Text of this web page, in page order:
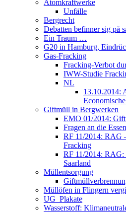
Atomkraftwerke
Unfälle
Bergrecht
Debatten befinner sig på
Ein Traum …
G20 in Hamburg,
Gas-Fracking
Fracking-Verbot
IWW-Studie
NL
13.10.2014:
Giftmüll in Bergwerken
EMO 01/2014:
Fragen an die
RF 11/2014: RAG
Fracking
RF 11/2014: RAG:
Saarland
Müllentsorgung
Müllöfen in Flingern
UG_Plakate
Wasserstoff: